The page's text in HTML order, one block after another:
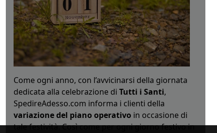
Come ogni anno, con l’avvicinarsi della giornata
dedicata alla celebrazione di Tutti i Santi,
SpedireAdesso.com informa i clienti della
variazione del piano operativo in occasione di
tale festività. Così come per ogni giorno festivo in